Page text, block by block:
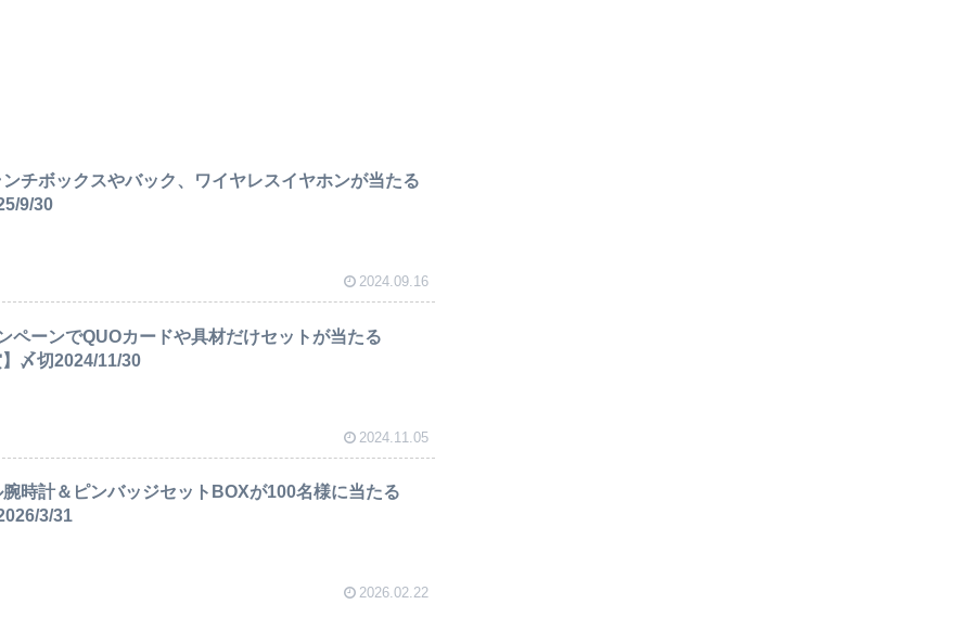
チボックスやバック、ワイヤレスイヤホンが当たる
9/30
2024.09.16
ペーンでQUOカードや具材だけセットが当たる
〆切2024/11/30
2024.11.05
時計＆ピンバッジセットBOXが100名様に当たる
3/31
2026.02.22